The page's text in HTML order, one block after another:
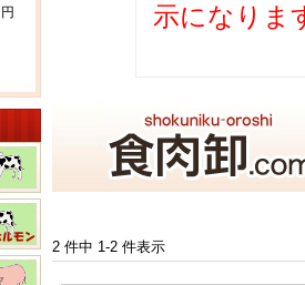
円
示になりま
2 件中 1-2 件表示